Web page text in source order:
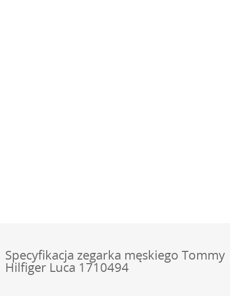
Specyfikacja zegarka męskiego Tommy
Hilfiger Luca 1710494